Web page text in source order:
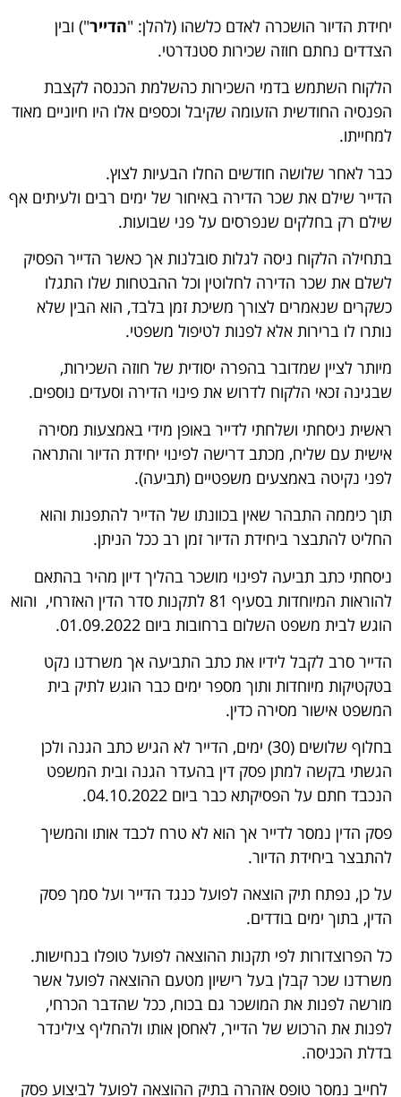
יחידת הדיור הושכרה לאדם כלשהו (להלן: "הדייר") ובין
הצדדים נחתם חוזה שכירות סטנדרטי.
הלקוח השתמש בדמי השכירות כהשלמת הכנסה לקצבת
הפנסיה החודשית הזעומה שקיבל וכספים אלו היו חיוניים מאוד
למחייתו.
כבר לאחר שלושה חודשים החלו הבעיות לצוץ.
הדייר שילם את שכר הדירה באיחור של ימים רבים ולעיתים אף
שילם רק בחלקים שנפרסים על פני שבועות.
בתחילה הלקוח ניסה לגלות סובלנות אך כאשר הדייר הפסיק
לשלם את שכר הדירה לחלוטין וכל ההבטחות שלו התגלו
כשקרים שנאמרים לצורך משיכת זמן בלבד, הוא הבין שלא
נותרו לו ברירות אלא לפנות לטיפול משפטי.
מיותר לציין שמדובר בהפרה יסודית של חוזה השכירות,
שבגינה זכאי הלקוח לדרוש את פינוי הדירה וסעדים נוספים.
ראשית ניסחתי ושלחתי לדייר באופן מידי באמצעות מסירה
אישית עם שליח, מכתב דרישה לפינוי יחידת הדיור והתראה
לפני נקיטה באמצעים משפטיים (תביעה).
תוך כיממה התבהר שאין בכוונתו של הדייר להתפנות והוא
החליט להתבצר ביחידת הדיור זמן רב ככל הניתן.
ניסחתי כתב תביעה לפינוי מושכר בהליך דיון מהיר בהתאם
להוראות המיוחדות בסעיף 81 לתקנות סדר הדין האזרחי, והוא
הוגש לבית משפט השלום ברחובות ביום 01.09.2022.
הדייר סרב לקבל לידיו את כתב התביעה אך משרדנו נקט
בטקטיקות מיוחדות ותוך מספר ימים כבר הוגש לתיק בית
המשפט אישור מסירה כדין.
בחלוף שלושים (30) ימים, הדייר לא הגיש כתב הגנה ולכן
הגשתי בקשה למתן פסק דין בהעדר הגנה ובית המשפט
הנכבד חתם על הפסיקתא כבר ביום 04.10.2022.
פסק הדין נמסר לדייר אך הוא לא טרח לכבד אותו והמשיך
להתבצר ביחידת הדיור.
על כן, נפתח תיק הוצאה לפועל כנגד הדייר ועל סמך פסק
הדין, בתוך ימים בודדים.
כל הפרוצדורות לפי תקנות ההוצאה לפועל טופלו בנחישות.
משרדנו שכר קבלן בעל רישיון מטעם ההוצאה לפועל אשר
מורשה לפנות את המושכר גם בכוח, ככל שהדבר הכרחי,
לפנות את הרכוש של הדייר, לאחסן אותו ולהחליף צילינדר
בדלת הכניסה.
לחייב נמסר טופס אזהרה בתיק ההוצאה לפועל לביצוע פסק